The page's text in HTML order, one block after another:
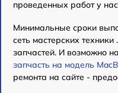
проведенных работ у
Минимальные сроки
сеть мастерских
запчастей. И возможно
запчасть на модель
ремонта на сайте -